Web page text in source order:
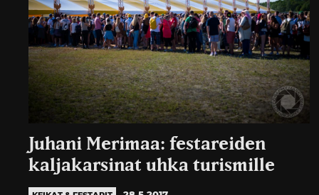
Juhani Merimaa: festareiden
kaljakarsinat uhka turismille